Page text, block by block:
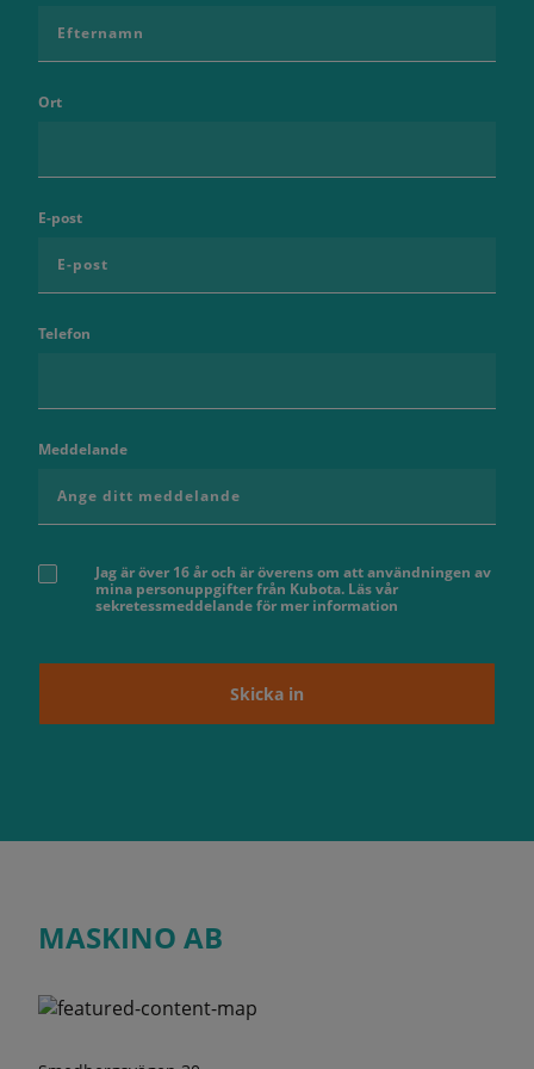
Ort
E-post
Telefon
Meddelande
Jag är över 16 år och är överens om att användningen av
mina personuppgifter från Kubota. Läs vår
sekretessmeddelande för mer information
Skicka in
MASKINO AB